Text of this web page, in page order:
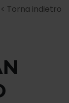
Torna indietro